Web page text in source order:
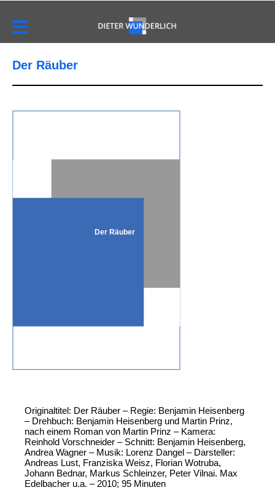
Der Räuber
Der Räuber
Originaltitel: Der Räuber – Regie: Benjamin Heisenberg
– Drehbuch: Benjamin Heisenberg und Martin Prinz,
nach einem Roman von Martin Prinz – Kamera:
Reinhold Vorschneider – Schnitt: Benjamin Heisenberg,
Andrea Wagner – Musik: Lorenz Dangel – Darsteller:
Andreas Lust, Franziska Weisz, Florian Wotruba,
Johann Bednar, Markus Schleinzer, Peter Vilnai. Max
Edelbacher u.a. – 2010; 95 Minuten